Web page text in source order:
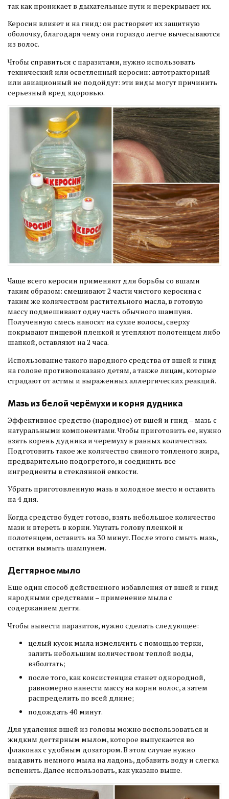
так как проникает в дыхательные пути и перекрывает их.
Керосин влияет и на гнид: он растворяет их защитную
оболочку, благодаря чему они гораздо легче вычесываются
из волос.
Чтобы справиться с паразитами, нужно использовать
технический или осветленный керосин: автотракторный
или авиационный не подойдут: эти виды могут причинить
серьезный вред здоровью.
Чаще всего керосин применяют для борьбы со вшами
таким образом: смешивают 2 части чистого керосина с
таким же количеством растительного масла, в готовую
массу подмешивают одну часть обычного шампуня.
Полученную смесь наносят на сухие волосы, сверху
покрывают пищевой пленкой и утепляют полотенцем либо
шапкой, оставляют на 2 часа.
Использование такого народного средства от вшей и гнид
на голове противопоказано детям, а также лицам, которые
страдают от астмы и выраженных аллергических реакций.
Мазь из белой черёмухи и корня дудника
Эффективное средство (народное) от вшей и гнид – мазь с
натуральными компонентами. Чтобы приготовить ее, нужно
взять корень дудника и черемуху в равных количествах.
Подготовить такое же количество свиного топленого жира,
предварительно подогретого, и соединить все
ингредиенты в стеклянной емкости.
Убрать приготовленную мазь в холодное место и оставить
на 4 дня.
Когда средство будет готово, взять небольшое количество
мази и втереть в корни. Укутать голову пленкой и
полотенцем, оставить на 30 минут. После этого смыть мазь,
остатки вымыть шампунем.
Дегтярное мыло
Еще один способ действенного избавления от вшей и гнид
народными средствами – применение мыла с
содержанием дегтя.
Чтобы вывести паразитов, нужно сделать следующее:
целый кусок мыла измельчить с помощью терки,
залить небольшим количеством теплой воды,
взболтать;
после того, как консистенция станет однородной,
равномерно нанести массу на корни волос, а затем
распределить по всей длине;
подождать 40 минут.
Для удаления вшей из головы можно воспользоваться и
жидким дегтярным мылом, которое выпускается во
флаконах с удобным дозатором. В этом случае нужно
выдавить немного мыла на ладонь, добавить воду и слегка
вспенить. Далее использовать, как указано выше.